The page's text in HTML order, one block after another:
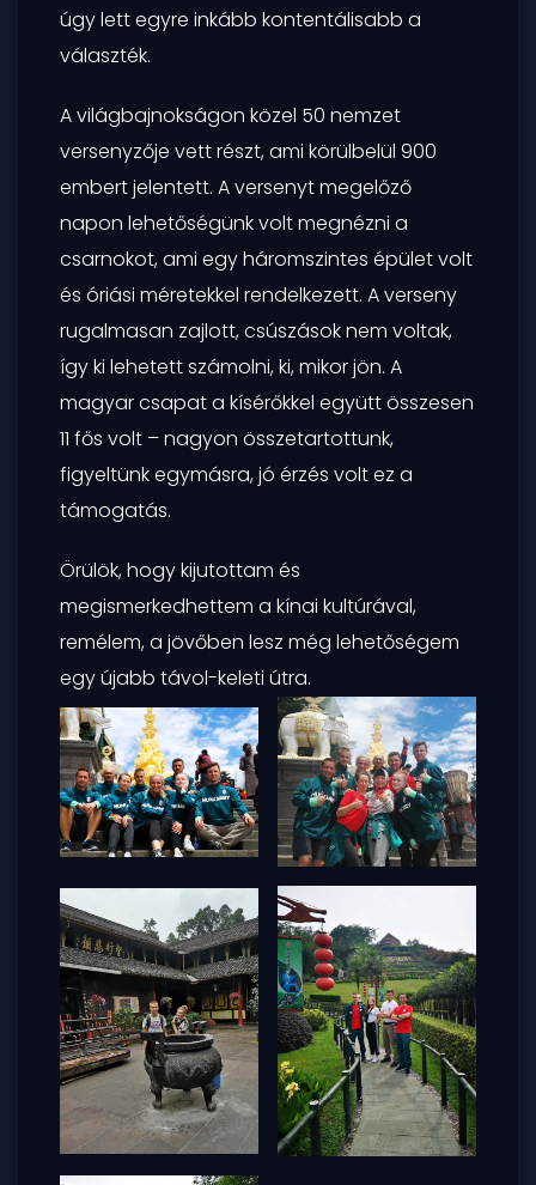
úgy lett egyre inkább kontentálisabb a
választék.
A világbajnokságon közel 50 nemzet
versenyzője vett részt, ami körülbelül 900
embert jelentett. A versenyt megelőző
napon lehetőségünk volt megnézni a
csarnokot, ami egy háromszintes épület volt
és óriási méretekkel rendelkezett. A verseny
rugalmasan zajlott, csúszások nem voltak,
így ki lehetett számolni, ki, mikor jön. A
magyar csapat a kísérőkkel együtt összesen
11 fős volt – nagyon összetartottunk,
figyeltünk egymásra, jó érzés volt ez a
támogatás.
Örülök, hogy kijutottam és
megismerkedhettem a kínai kultúrával,
remélem, a jövőben lesz még lehetőségem
egy újabb távol-keleti útra.